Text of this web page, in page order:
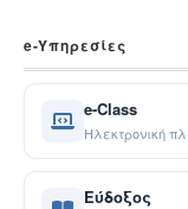
e-Yπηρεσίες
e-Class
Ηλεκτρονική
Εύδοξος